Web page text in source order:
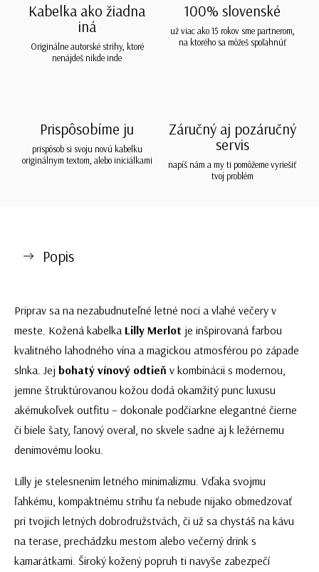
Kabelka ako žiadna
iná
Originálne autorské strihy, ktoré
nenájdeš nikde inde
100% slovenské
už viac ako 15 rokov sme partnerom,
na ktorého sa môžeš spoľahnúť
Prispôsobíme ju
prispôsob si svoju novú kabelku
originálnym textom, alebo iniciálkami
Záručný aj pozáručný
servis
napíš nám a my ti pomôžeme vyriešiť
tvoj problém
Popis
Priprav sa na nezabudnuteľné letné noci a vlahé večery v
meste. Kožená kabelka Lilly Merlot je inšpirovaná farbou
kvalitného lahodného vína a magickou atmosférou po západe
slnka. Jej bohatý vínový odtieň v kombinácii s modernou,
jemne štruktúrovanou kožou dodá okamžitý punc luxusu
akémukoľvek outfitu – dokonale podčiarkne elegantné čierne
či biele šaty, ľanový overal, no skvele sadne aj k ležérnemu
denimovému looku.
Lilly je stelesnením letného minimalizmu. Vďaka svojmu
ľahkému, kompaktnému strihu ťa nebude nijako obmedzovať
pri tvojich letných dobrodružstvách, či už sa chystáš na kávu
na terase, prechádzku mestom alebo večerný drink s
kamarátkami. Široký kožený popruh ti navyše zabezpečí